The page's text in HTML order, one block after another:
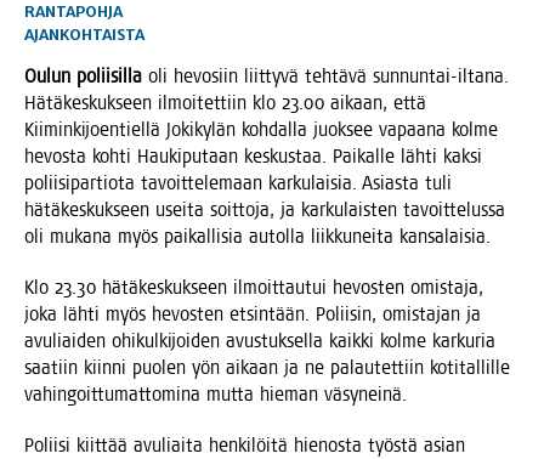
RANTAPOHJA
AJANKOHTAISTA
Oulun polii­sil­la oli hevo­siin liit­ty­vä teh­tä­vä sun­nun­tai-ilta­na.
Hätä­kes­kuk­seen ilmoi­tet­tiin klo 23.00 aikaan, että
Kii­min­ki­joen­tiel­lä Joki­ky­län koh­dal­la juok­see vapaa­na kol­me
hevos­ta koh­ti Hau­ki­pu­taan kes­kus­taa. Pai­kal­le läh­ti kak­si
polii­si­par­tio­ta tavoit­te­le­maan kar­ku­lai­sia. Asias­ta tuli
hätä­kes­kuk­seen usei­ta soit­to­ja, ja kar­ku­lais­ten tavoit­te­lus­sa
oli muka­na myös pai­kal­li­sia autol­la liik­ku­nei­ta kansalaisia.
Klo 23.30 hätä­kes­kuk­seen ilmoit­tau­tui hevos­ten omis­ta­ja,
joka läh­ti myös hevos­ten etsin­tään. Polii­sin, omis­ta­jan ja
avu­liai­den ohi­kul­ki­joi­den avus­tuk­sel­la kaik­ki kol­me kar­ku­ria
saa­tiin kiin­ni puo­len yön aikaan ja ne palau­tet­tiin koti­tal­lil­le
vahin­goit­tu­mat­to­mi­na mut­ta hie­man väsyneinä.
Polii­si kiit­tää avu­liai­ta hen­ki­löi­tä hie­nos­ta työs­tä asian